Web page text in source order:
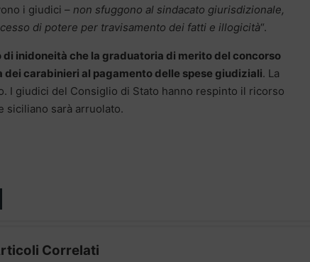
i giudici – non sfuggono al sindacato giurisdizionale,
di potere per travisamento dei fatti e illogicità“.
inidoneità che la graduatoria di merito del concorso
dei carabinieri al pagamento delle spese giudiziali. La
I giudici del Consiglio di Stato hanno respinto il ricorso
siciliano sarà arruolato.
Correlati